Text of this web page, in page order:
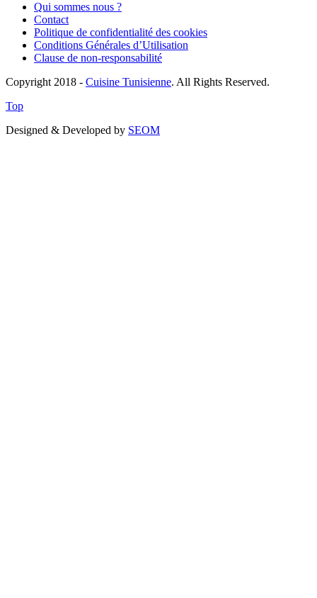
Qui sommes nous ?
Contact
Politique de confidentialité des cookies
Conditions Générales d’Utilisation
Clause de non-responsabilité
Copyright 2018 - Cuisine Tunisienne. All Rights Reserved.
Top
Designed & Developed by SEOM